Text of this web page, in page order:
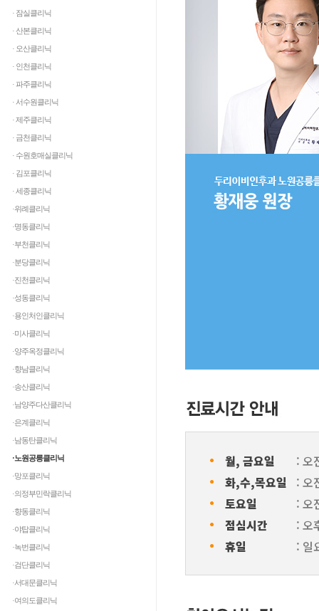
· 잠실클리닉
· 산본클리닉
· 오산클리닉
· 인천클리닉
· 파주클리닉
· 서수원클리닉
· 제주클리닉
· 금천클리닉
· 수원호매실클리닉
· 김포클리닉
· 세종클리닉
·위례클리닉
·명동클리닉
·부천클리닉
·분당클리닉
·진천클리닉
·성동클리닉
·용인처인클리닉
·미사클리닉
·양주옥정클리닉
·향남클리닉
·송산클리닉
·남양주다산클리닉
·은계클리닉
·남동탄클리닉
·노원공릉클리닉
·망포클리닉
·의정부민락클리닉
·향동클리닉
·야탑클리닉
·녹번클리닉
·검단클리닉
·서대문클리닉
·여의도클리닉
ㆍ 월, 금요일 : 오
ㆍ 화,수,목요일 : 오
ㆍ 토요일 : 오
ㆍ 점심시간 : 오
ㆍ 휴일 : 일